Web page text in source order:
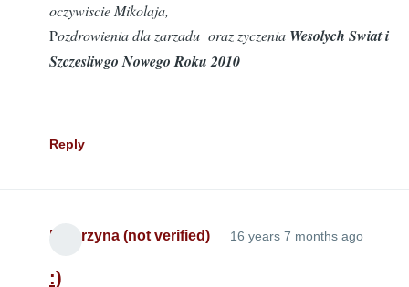
oczywiscie Mikolaja,
Pozdrowienia dla zarzadu oraz zyczenia Wesolych Swiat i
Szczesliwgo Nowego Roku 2010
Reply
Katarzyna (not verified) 16 years 7 months ago
:)